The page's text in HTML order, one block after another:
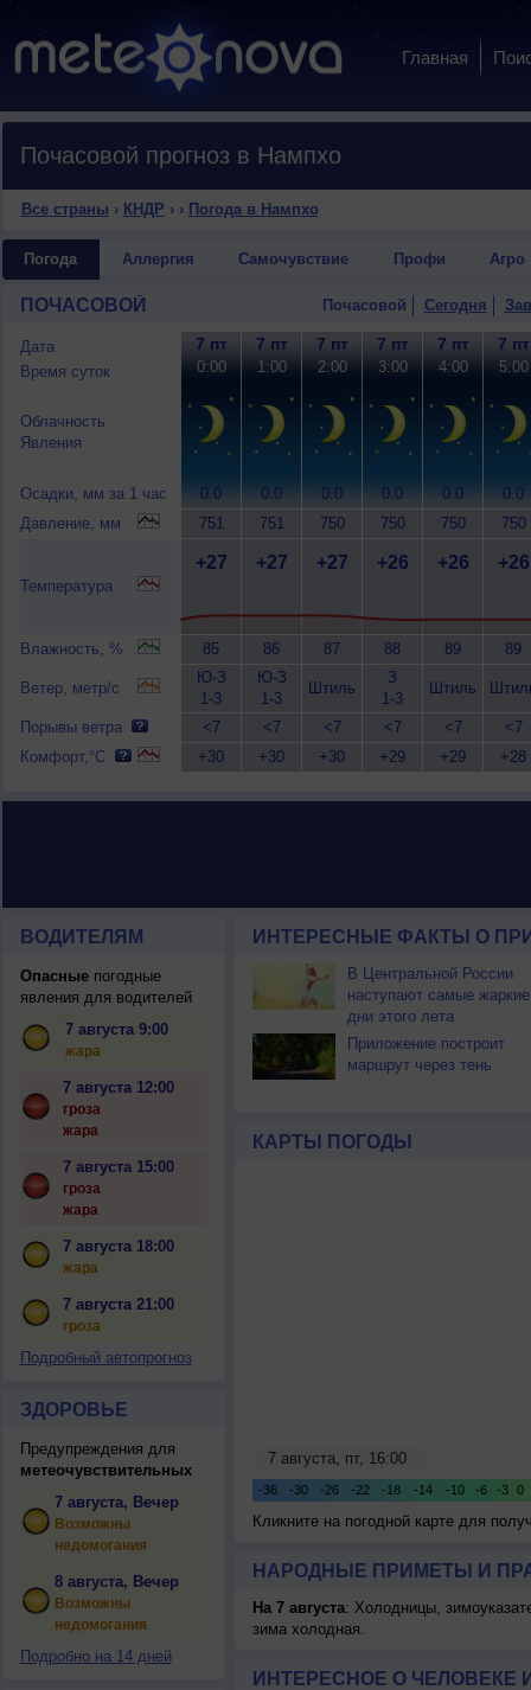
Главная
Почасовой прогноз в Нампхо
Все страны › КНДР › › Погода в Нампхо
Погода Аллергия Самочувствие Профи Агро
ПОЧАСОВОЙ Почасовой Сегодня
Дата
Время суток
Облачность
Явления
Осадки, мм за 1 час
Давление, мм
Температура
Влажность, %
Ветер, метр/с
Порывы ветра
Комфорт,°C
7 пт
0:00
0.0
751
+27
85
Ю-З
1-3
<7
+30
7 пт
1:00
0.0
751
+27
86
Ю-З
1-3
<7
+30
7 пт
2:00
0.0
750
+27
87
Штиль
<7
+30
7 пт
3:00
0.0
750
+26
88
З
1-3
<7
+29
7 пт
4:00
0.0
750
+26
89
Штиль
<7
+29
7 пт
5:00
0.0
750
+26
89
<7
+28
ВОДИТЕЛЯМ
Опасныепогодные
явления для водителей
7 августа 9:00
жара
7 августа 12:00
гроза
жара
7 августа 15:00
гроза
жара
7 августа 18:00
жара
7 августа 21:00
гроза
Подробный автопрогноз
ЗДОРОВЬЕ
Предупреждения для
метеочувствительных
7 августа, Вечер
Возможны
недомогания
8 августа, Вечер
Возможны
недомогания
Подробно на 14 дней
ИНТЕРЕСНЫЕ ФАКТЫ О
В Центральной России
наступают самые жаркие
дни этого лета
Приложение построит
маршрут через тень
КАРТЫ ПОГОДЫ
Кликните на погодной карте для
НАРОДНЫЕ ПРИМЕТЫ И
На 7 августа: Холодницы,
зима холодная.
ИНТЕРЕСНОЕ О ЧЕЛОВЕКЕ